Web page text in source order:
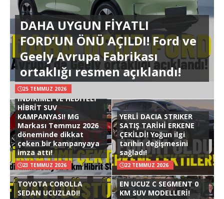
DAHA UYGUN FİYATLI
FORD’UN ÖNÜ AÇILDI! Ford ve
Geely Avrupa Fabrikası
ortaklığı resmen açıklandı!
25 TEMMUZ 2026
İNDİRİMLİ VE HEDİYELİ
HİBRİT SUV
KAMPANYASI! MG
Markası Temmuz 2026
döneminde dikkat
çeken bir kampanyaya
imza attı!
23 TEMMUZ 2026
YERLİ DACIA STRIKER
SATIŞ TARİHİ ERKENE
ÇEKİLDİ! Yoğun ilgi
tarihin değişmesini
sağladı!
22 TEMMUZ 2026
TOYOTA COROLLA
SEDAN UCUZLADI!
EN UCUZ C SEGMENT 0
KM SUV MODELLERİ!